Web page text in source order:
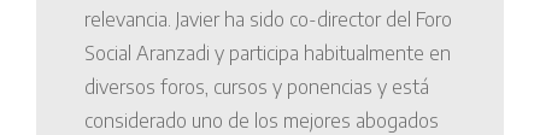
relevancia. Javier ha sido co-director del Foro
Social Aranzadi y participa habitualmente en
diversos foros, cursos y ponencias y está
considerado uno de los mejores abogados